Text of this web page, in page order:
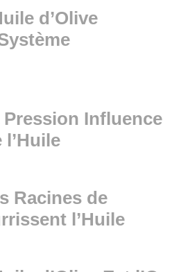
d’Olive
Influence
l’Huile
Racines de
l’Huile